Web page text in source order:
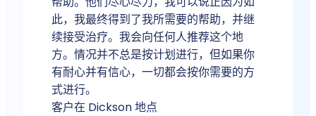
此，我最终得到了我所需要的帮助，并继
续接受治疗。我会向任何人推荐这个地
方。情况并不总是按计划进行，但如果你
有耐心并有信心，一切都会按你需要的方
式进行。
客户在 Dickson 地点